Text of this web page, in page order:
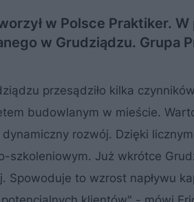
w Polsce Praktiker.
w Grudziądzu. Grupa
przesądziło kilka
budowlanym w mieście.
rozwój. Dzięki
szkoleniowym. Już wkrótce
Spowoduje to wzrost napływu